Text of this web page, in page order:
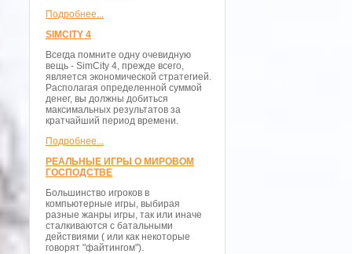
Подробнее...
SIMCITY 4
Всегда помните одну очевидную
вещь - SimCity 4, прежде всего,
является экономической стратегией.
Располагая определенной суммой
денег, вы должны добиться
максимальных результатов за
кратчайший период времени.
Подробнее...
РЕАЛЬНЫЕ ИГРЫ О МИРОВОМ
ГОСПОДСТВЕ
Большинство игроков в
компьютерные игры, выбирая
разные жанры игры, так или иначе
сталкиваются с батальными
действиями ( или как некоторые
говорят "файтингом").